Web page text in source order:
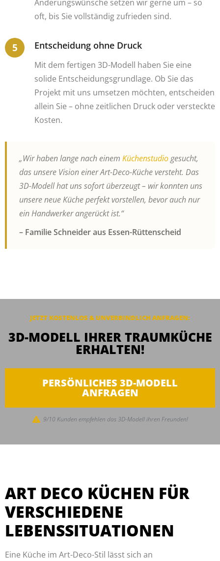
Änderungswünsche setzen wir gerne um – so
oft, bis Sie vollständig zufrieden sind.
Entscheidung ohne Druck
Mit dem fertigen 3D-Modell haben Sie eine
solide Entscheidungsgrundlage. Ob Sie das
Projekt mit uns umsetzen möchten, entscheiden
allein Sie – ohne zeitlichen Druck oder versteckte
Kosten.
„Wir haben lange nach einem Küchenstudiogesucht,
das unsere Vision einer Art-Deco-Küche versteht. Das
3D-Modell hat uns sofort überzeugt – wir konnten uns
unsere neue Küche perfekt vorstellen, bevor auch nur
ein Handwerker angerückt ist.“
– Familie Schneider aus Essen-Rüttenscheid
JETZT KOSTENLOS & UNVERBINDLICH ANFRAGEN:
3D-MODELL IHRER TRAUMKÜCHE
ERHALTEN!
PERSÖNLICHES 3D-MODELL
ANFRAGEN
9/10 Kunden empfehlen das 3D-Modell ihren Freunden!
ART DECO KÜCHEN FÜR
VERSCHIEDENE
LEBENSSITUATIONEN
Eine Küche im Art-Deco-Stil lässt sich an